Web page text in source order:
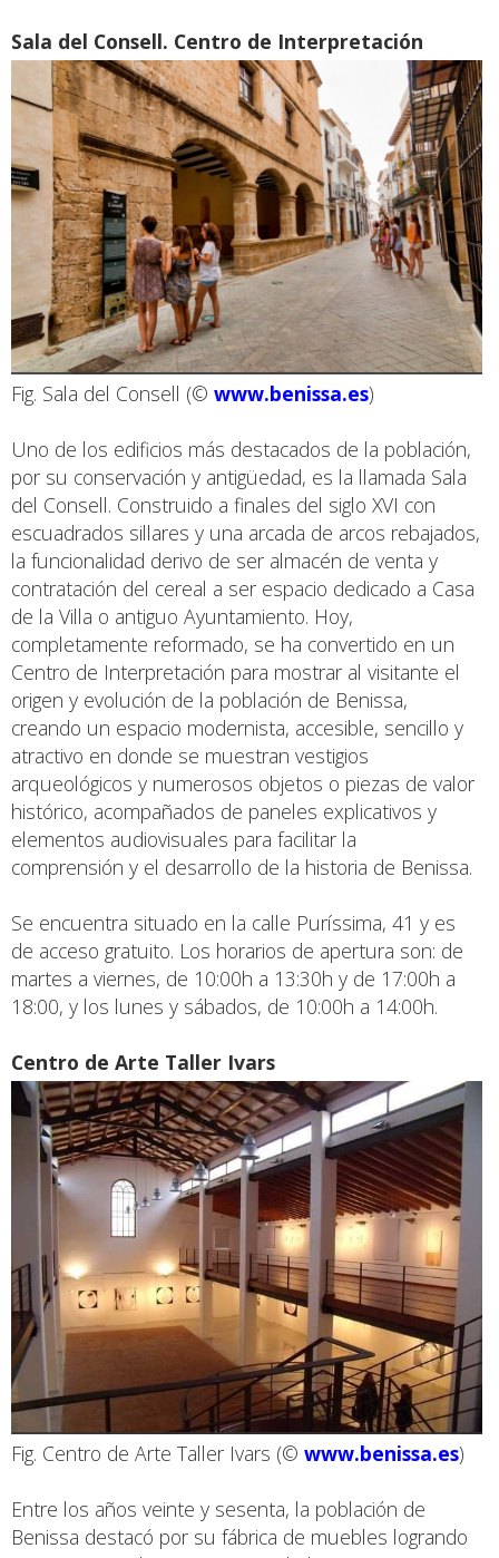
Sala del Consell. Centro de Interpretación
Fig. Sala del Consell (© www.benissa.es)
Uno de los edificios más destacados de la población,
por su conservación y antigüedad, es la llamada Sala
del Consell. Construido a finales del siglo XVI con
escuadrados sillares y una arcada de arcos rebajados,
la funcionalidad derivo de ser almacén de venta y
contratación del cereal a ser espacio dedicado a Casa
de la Villa o antiguo Ayuntamiento. Hoy,
completamente reformado, se ha convertido en un
Centro de Interpretación para mostrar al visitante el
origen y evolución de la población de Benissa,
creando un espacio modernista, accesible, sencillo y
atractivo en donde se muestran vestigios
arqueológicos y numerosos objetos o piezas de valor
histórico, acompañados de paneles explicativos y
elementos audiovisuales para facilitar la
comprensión y el desarrollo de la historia de Benissa.
Se encuentra situado en la calle Puríssima, 41 y es
de acceso gratuito. Los horarios de apertura son: de
martes a viernes, de 10:00h a 13:30h y de 17:00h a
18:00, y los lunes y sábados, de 10:00h a 14:00h.
Centro de Arte Taller Ivars
Fig. Centro de Arte Taller Ivars (© www.benissa.es)
Entre los años veinte y sesenta, la población de
Benissa destacó por su fábrica de muebles logrando